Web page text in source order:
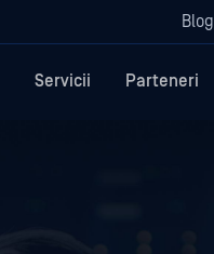
Blog
Servicii Parteneri